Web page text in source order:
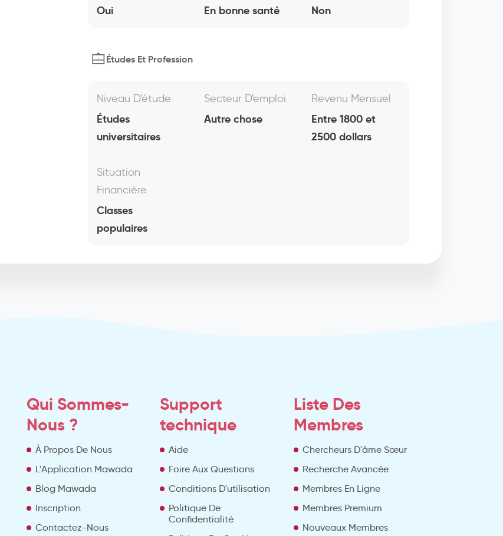
Oui En bonne santé Non
Études Et Profession
Niveau D'étude
Études
universitaires
Secteur D'emploi
Autre chose
Revenu Mensuel
Entre 1800 et
2500 dollars
Situation
Financière
Classes
populaires
Qui Sommes-
Nous ?
À Propos De Nous
L'Application Mawada
Blog Mawada
Inscription
Contactez-Nous
Support
technique
Aide
Foire Aux Questions
Conditions D'utilisation
Politique De
Confidentialité
Liste Des
Membres
Chercheurs D'âme Sœur
Recherche Avancée
Membres En Ligne
Membres Premium
Nouveaux Membres